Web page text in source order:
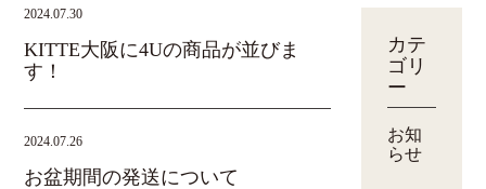
2024.07.30
KITTE大阪に4Uの商品が並びま
す！
2024.07.26
お盆期間の発送について
カテ
ゴリ
ー
お知
らせ